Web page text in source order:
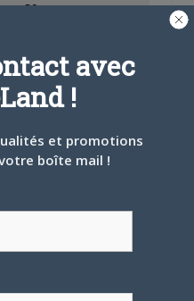
59
avec
!
et promotions
boîte mail !